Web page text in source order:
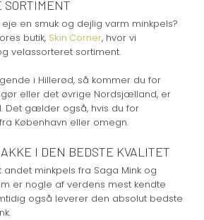
SORTIMENT
en smuk og dejlig varm minkpels?
butik, Skin Corner, hvor vi
velassorteret sortiment.
i Hillerød, så kommer du for
eller det øvrige Nordsjælland, er
Det gælder også, hvis du for
København eller omegn.
I DEN BEDSTE KVALITET
minkpels fra Saga Mink og
er nogle af verdens mest kendte
også leverer den absolut bedste